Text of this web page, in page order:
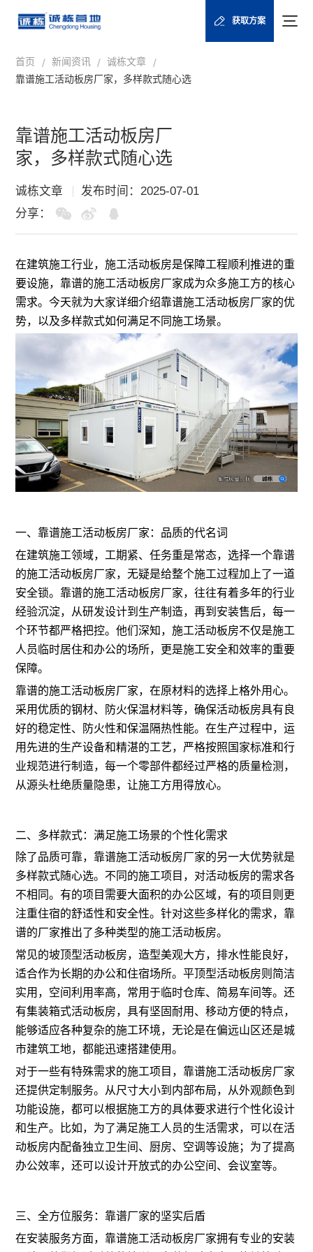
获取方案
首页 / 新闻资讯 / 诚栋文章 /
靠谱施工活动板房厂家，多样款式随心选
靠谱施工活动板房厂
家，多样款式随心选
诚栋文章
发布时间：2025-07-01
分享：
在建筑施工行业，施工活动板房是保障工程顺利推进的重
要设施，靠谱的施工活动板房厂家成为众多施工方的核心
需求。今天就为大家详细介绍靠谱施工活动板房厂家的优
势，以及多样款式如何满足不同施工场景。
一、靠谱施工活动板房厂家：品质的代名词
在建筑施工领域，工期紧、任务重是常态，选择一个靠谱
的施工活动板房厂家，无疑是给整个施工过程加上了一道
安全锁。靠谱的施工活动板房厂家，往往有着多年的行业
经验沉淀，从研发设计到生产制造，再到安装售后，每一
个环节都严格把控。他们深知，施工活动板房不仅是施工
人员临时居住和办公的场所，更是施工安全和效率的重要
保障。
靠谱的施工活动板房厂家，在原材料的选择上格外用心。
采用优质的钢材、防火保温材料等，确保活动板房具有良
好的稳定性、防火性和保温隔热性能。在生产过程中，运
用先进的生产设备和精湛的工艺，严格按照国家标准和行
业规范进行制造，每一个零部件都经过严格的质量检测，
从源头杜绝质量隐患，让施工方用得放心。
二、多样款式：满足施工场景的个性化需求
除了品质可靠，靠谱施工活动板房厂家的另一大优势就是
多样款式随心选。不同的施工项目，对活动板房的需求各
不相同。有的项目需要大面积的办公区域，有的项目则更
注重住宿的舒适性和安全性。针对这些多样化的需求，靠
谱的厂家推出了多种类型的施工活动板房。
常见的坡顶型活动板房，造型美观大方，排水性能良好，
适合作为长期的办公和住宿场所。平顶型活动板房则简洁
实用，空间利用率高，常用于临时仓库、简易车间等。还
有集装箱式活动板房，具有坚固耐用、移动方便的特点，
能够适应各种复杂的施工环境，无论是在偏远山区还是城
市建筑工地，都能迅速搭建使用。
对于一些有特殊需求的施工项目，靠谱施工活动板房厂家
还提供定制服务。从尺寸大小到内部布局，从外观颜色到
功能设施，都可以根据施工方的具体要求进行个性化设计
和生产。比如，为了满足施工人员的生活需求，可以在活
动板房内配备独立卫生间、厨房、空调等设施；为了提高
办公效率，还可以设计开放式的办公空间、会议室等。
三、全方位服务：靠谱厂家的坚实后盾
在安装服务方面，靠谱施工活动板房厂家拥有专业的安装